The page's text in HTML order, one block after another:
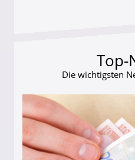
Top-
Die wichtigsten